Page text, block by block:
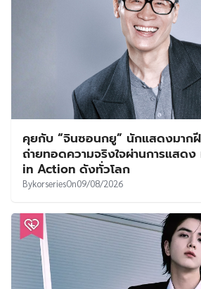
คุยกับ “จินซอนกยู” นักแสดงมาก
ถ่ายทอดความจริงใจผ่านการแสด
in Action ดังทั่วโลก
BykorseriesOn09/08/2026